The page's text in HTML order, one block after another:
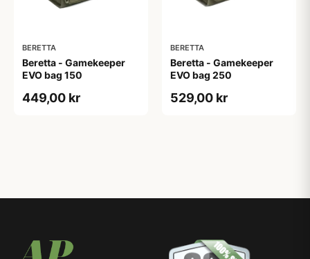
BERETTA
Beretta - Gamekeeper
EVO bag 150
449,00 kr
BERETTA
Beretta - Gamekeeper
EVO bag 250
529,00 kr